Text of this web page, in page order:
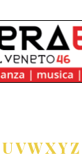
UVWXYZ